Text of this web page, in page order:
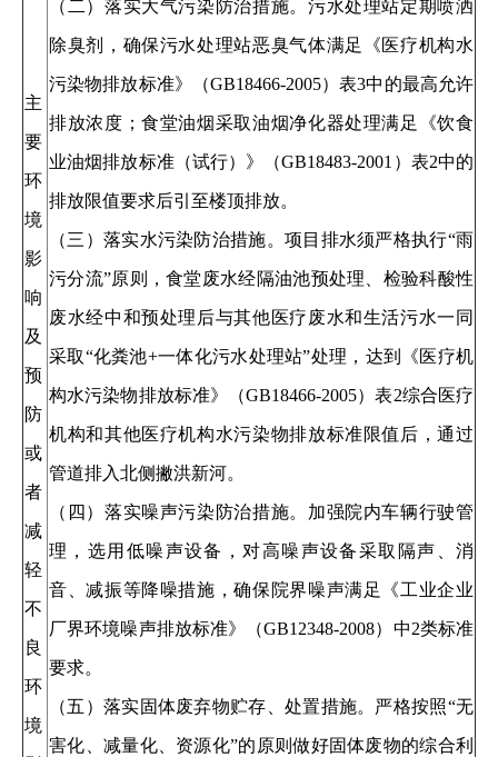
主
要
环
境
影
响
及
预
防
或
者
减
轻
不
良
环
境
（二）落实大气污染防治措施。污水处理站定期喷洒
除臭剂，确保污水处理站恶臭气体满足《医疗机构水
污染物排放标准》（GB18466-2005）表3中的最高允许
排放浓度；食堂油烟采取油烟净化器处理满足《饮食
业油烟排放标准（试行）》（GB18483-2001）表2中的
排放限值要求后引至楼顶排放。
（三）落实水污染防治措施。项目排水须严格执行“雨
污分流”原则，食堂废水经隔油池预处理、检验科酸性
废水经中和预处理后与其他医疗废水和生活污水一同
采取“化粪池+一体化污水处理站”处理，达到《医疗机
构水污染物排放标准》（GB18466-2005）表2综合医疗
机构和其他医疗机构水污染物排放标准限值后，通过
管道排入北侧撇洪新河。
（四）落实噪声污染防治措施。加强院内车辆行驶管
理，选用低噪声设备，对高噪声设备采取隔声、消
音、减振等降噪措施，确保院界噪声满足《工业企业
厂界环境噪声排放标准》（GB12348-2008）中2类标准
要求。
（五）落实固体废弃物贮存、处置措施。严格按照“无
害化、减量化、资源化”的原则做好固体废物的综合利